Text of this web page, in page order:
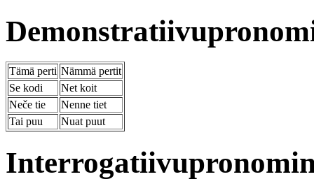
Tämä perti Nämmä pertit
Se kodi
Net koit
Neče tie
Nenne tiet
Tai puu
Nuat puut